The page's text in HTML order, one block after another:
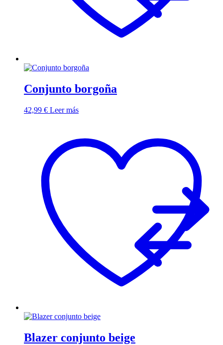
Conjunto borgoña
42,99 € Leer más
Blazer conjunto beige